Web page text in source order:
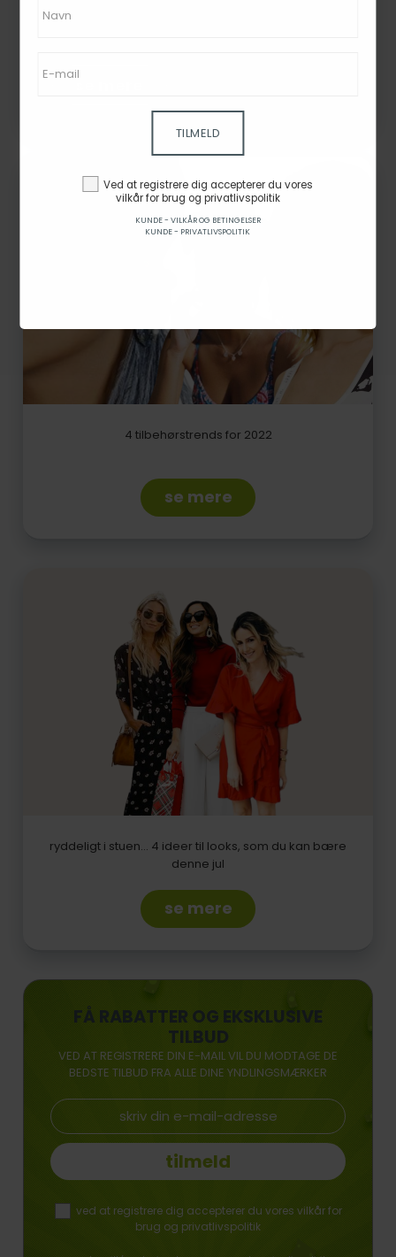
TILMELD
Ved at registrere dig accepterer du vores
vilkår for brug og privatlivspolitik
KUNDE - VILKÅR OG BETINGELSER
KUNDE - PRIVATLIVSPOLITIK
se mere
4 tilbehørstrends for 2022
se mere
ryddeligt i stuen... 4 ideer til looks, som du kan bære
denne jul
se mere
FÅ RABATTER OG EKSKLUSIVE
TILBUD
VED AT REGISTRERE DIN E-MAIL VIL DU MODTAGE DE
BEDSTE TILBUD FRA ALLE DINE YNDLINGSMÆRKER
tilmeld
ved at registrere dig accepterer du vores vilkår for
brug og privatlivspolitik